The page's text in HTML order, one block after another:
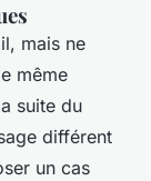
mais ne
même
suite du
différent
un cas